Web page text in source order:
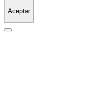
Aceptar